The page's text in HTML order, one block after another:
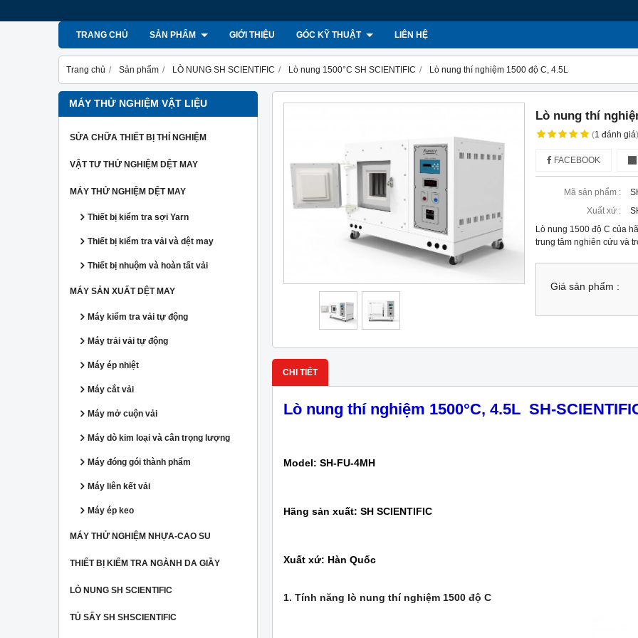
TRANG CHỦ SẢN PHẨM GIỚI THIỆU GÓC KỸ THUẬT LIÊN HỆ
Trang chủ Sản phẩm LÒ NUNG SH SCIENTIFIC Lò nung 1500°C SH SCIENTIFIC Lò nung thí nghiệm 1500 độ C, 4.5L
MÁY THỬ NGHIỆM VẬT LIỆU
SỬA CHỮA THIẾT BỊ THÍ NGHIỆM
VẬT TƯ THỬ NGHIỆM DỆT MAY
MÁY THỬ NGHIỆM DỆT MAY
Thiết bị kiểm tra sợi Yarn
Thiết bị kiểm tra vải và dệt may
Thiết bị nhuộm và hoàn tất vải
MÁY SẢN XUẤT DỆT MAY
Máy kiểm tra vải tự động
Máy trải vải tự động
Máy ép nhiệt
Máy cắt vải
Máy mở cuộn vải
Máy dò kim loại và cân trọng lượng
Máy đóng gói thành phẩm
Máy liên kết vải
Máy ép keo
MÁY THỬ NGHIỆM NHỰA-CAO SU
THIẾT BỊ KIỂM TRA NGÀNH DA GIẦY
LÒ NUNG SH SCIENTIFIC
TỦ SẤY SH SHSCIENTIFIC
Lò nung thí
(1đánh giá
FACEBOOK
Mã sản phẩm :
Xuất xứ :
Lò nung 1500 độ C của
trung tâm nghiên cứu và
Giá sản phẩm :
CHI TIẾT
Lò nung thí nghiệm 1500°C, 4.5L SH-
Model: SH-FU-4MH
Hãng sản xuất: SH SCIENTIFIC
Xuất xứ: Hàn Quốc
1. Tính năng lò nung thí nghiệm 1500 độ C